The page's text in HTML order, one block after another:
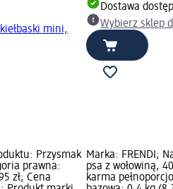
mini,
Dostawa
Wybierz sklep
Przysmak
prawna:
zł; Cena
Marka: FRENDI;
psa z wołowiną,
karma